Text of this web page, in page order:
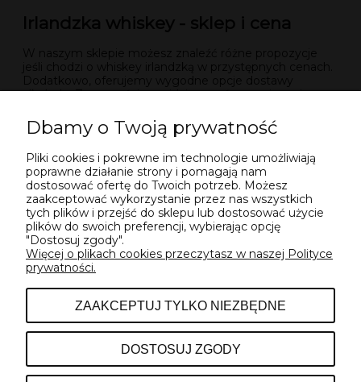
Irlandzka whiskey - sklep i cena
W naszym sklepie możesz znaleźć różne propozycje
jeśli chodzi o whiskey irlandzką w przystępnych cenach.
Dodatkowo, oferujemy wygodne opcje dostawy
alkoholu. Z pewnością znajdziesz coś, co wpisze się w
ekspresji o różnych profilach smakowych. Z nami masz
okazję je poznać! Dodaj do koszyka, sprawdź już teraz
poznaj jej niepowtarzalny smak! Do znanych whiskey
należy na przykład markaJamesonczy Tullamore.
Serdecznie zapraszamy. Zakup produktów wyłącznie
dla osób, które mają ukończone 18 lat.
INFORMACJE
Dbamy o Twoją prywatność
Pliki cookies i pokrewne im technologie umożliwiają
poprawne działanie strony i pomagają nam
dostosować ofertę do Twoich potrzeb. Możesz
zaakceptować wykorzystanie przez nas wszystkich
tych plików i przejść do sklepu lub dostosować użycie
plików do swoich preferencji, wybierając opcję
"Dostosuj zgody".
Więcej o plikach cookies przeczytasz w naszej Polityce
prywatności.
ZAAKCEPTUJ TYLKO NIEZBĘDNE
DOSTOSUJ ZGODY